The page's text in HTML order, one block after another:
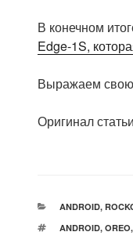
В конечном
Edge-1S,
Выражаем свою
Оригинал
РУБРИКИ
ANDROID,
МЕТКИ
ANDROID, OREO,